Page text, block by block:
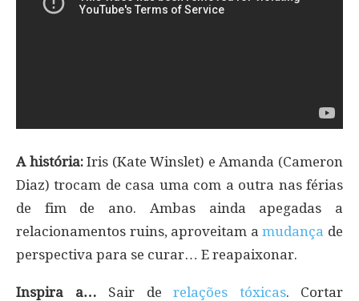
A história:Iris (Kate Winslet) e Amanda (Cameron
Diaz) trocam de casa uma com a outra nas férias
de fim de ano. Ambas ainda apegadas a
relacionamentos ruins, aproveitam amudança de
perspectiva para se curar… E reapaixonar.
Inspira a… Sair de relações tóxicas. Cortar